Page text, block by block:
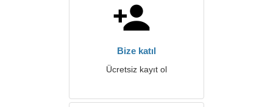
Bize katıl
Ücretsiz kayıt ol